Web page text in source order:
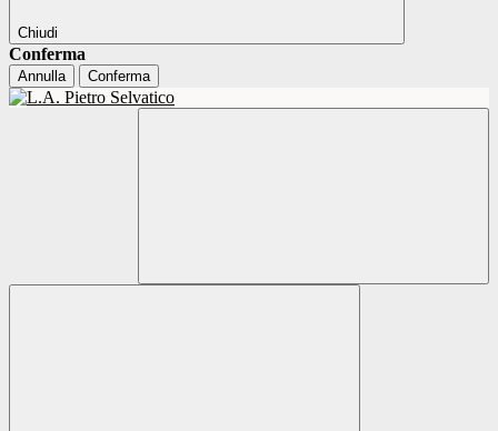
Chiudi
Conferma
Annulla Conferma